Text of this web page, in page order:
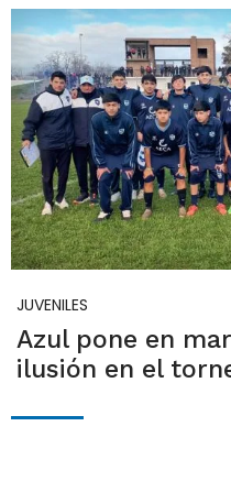
JUVENILES
Azul pone en
ilusión en el